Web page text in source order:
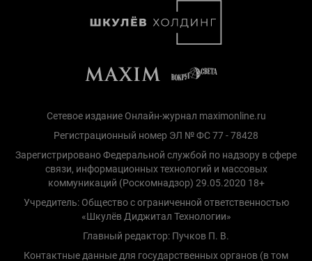
Сетевое издание Онлайн-журнал maximonline.ru
Регистрационный номер ЭЛ № ФС 77 - 78428
Зарегистрировано Федеральной службой по надзору в сфере
связи, информационных технологий и массовых
коммуникаций (Роскомнадзор) 29.05.2020 18+
Учредитель: Общество с ограниченной ответственностью
«Шкулёв Диджитал Технологии»
Главный редактор: Пучков П. В.
Контактные данные для государственных органов (в том